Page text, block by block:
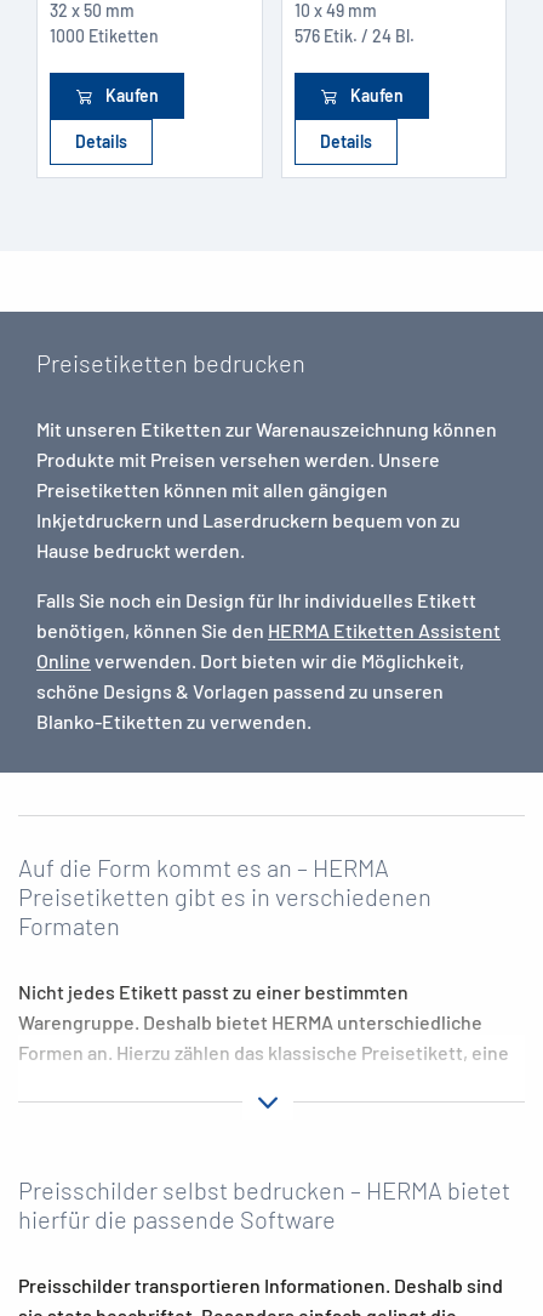
32 x 50 mm
1000 Etiketten
Kaufen
Details
10 x 49 mm
576 Etik. / 24 Bl.
Kaufen
Details
Preisetiketten bedrucken
Mit unseren Etiketten zur Warenauszeichnung können
Produkte mit Preisen versehen werden. Unsere
Preisetiketten können mit allen gängigen
Inkjetdruckern und Laserdruckern bequem von zu
Hause bedruckt werden.
Falls Sie noch ein Design für Ihr individuelles Etikett
benötigen, können Sie den HERMA Etiketten Assistent
Online verwenden. Dort bieten wir die Möglichkeit,
schöne Designs & Vorlagen passend zu unseren
Blanko-Etiketten zu verwenden.
Auf die Form kommt es an – HERMA
Preisetiketten gibt es in verschiedenen
Formaten
Nicht jedes Etikett passt zu einer bestimmten
Warengruppe. Deshalb bietet HERMA unterschiedliche
Formen an. Hierzu zählen das klassische Preisetikett, eine
HERMA Preisaufkleber sind ideal zum Kennzeichnen von
nutzen:
• Preisetiketten für Schmuck
Preisschilder selbst bedrucken – HERMA bietet
hierfür die passende Software
Preisschilder transportieren Informationen. Deshalb sind